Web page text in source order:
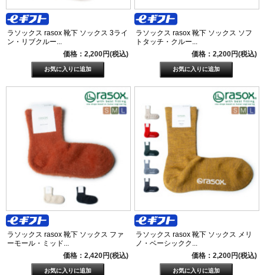
ラソックス rasox 靴下 ソックス 3ライ
ン・リブクルー...
価格：2,200円(税込)
ラソックス rasox 靴下 ソックス ソフ
トタッチ・クルー...
価格：2,200円(税込)
ラソックス rasox 靴下 ソックス ファ
ーモール・ミッド...
価格：2,420円(税込)
ラソックス rasox 靴下 ソックス メリ
ノ・ベーシックク...
価格：2,200円(税込)